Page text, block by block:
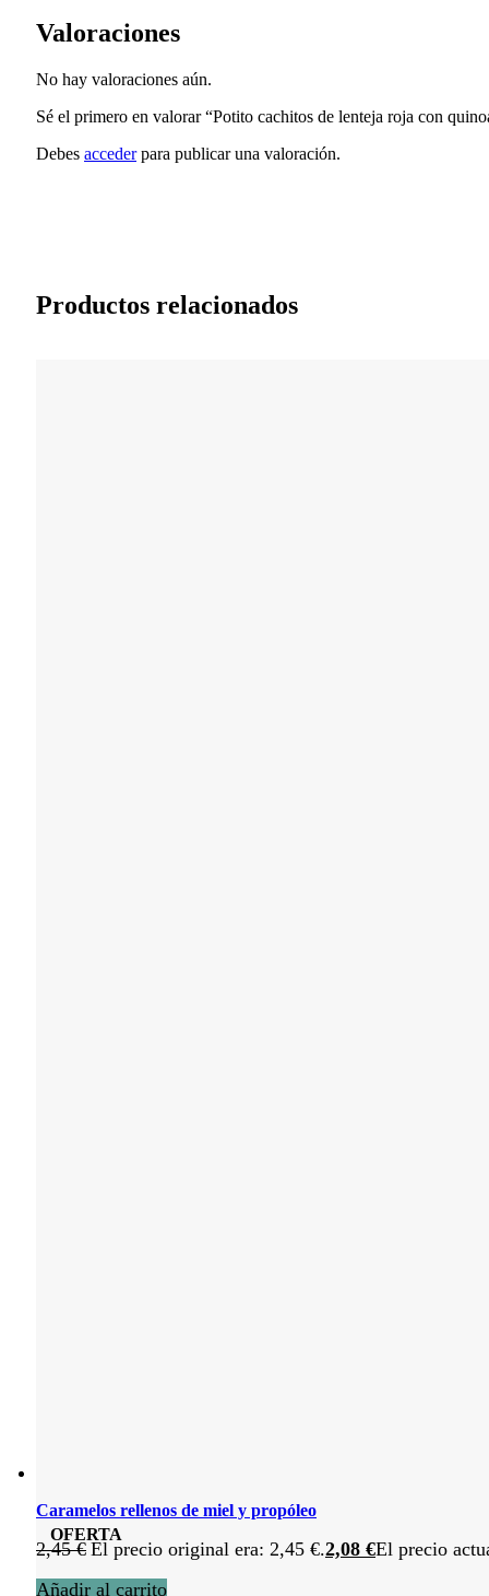
Valoraciones
No hay valoraciones aún.
Sé el primero en valorar “Potito cachitos de lenteja roja con
Debes accederpara publicar una valoración.
Productos relacionados
OFERTA
Caramelos rellenos de miel y propóleo
2,45€ El precio original era: 2,45 €.2,08 €El precio
Añadir al carrito